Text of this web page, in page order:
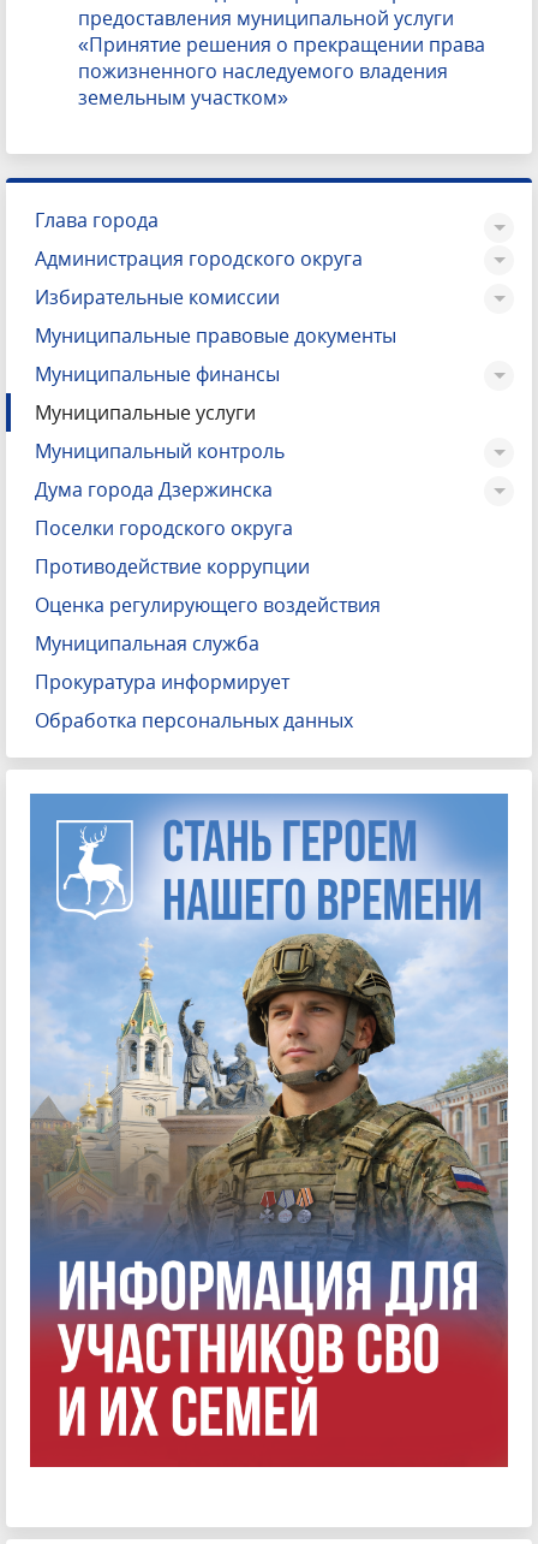
предоставления муниципальной услуги
«Принятие решения о прекращении права
пожизненного наследуемого владения
земельным участком»
Глава города
Администрация городского округа
Избирательные комиссии
Муниципальные правовые документы
Муниципальные финансы
Муниципальные услуги
Муниципальный контроль
Дума города Дзержинска
Поселки городского округа
Противодействие коррупции
Оценка регулирующего воздействия
Муниципальная служба
Прокуратура информирует
Обработка персональных данных